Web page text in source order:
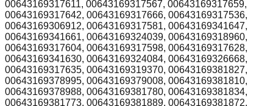
00643169317611, 00643169317567, 00643169317659,
00643169317642, 00643169317666, 00643169317536,
00643169306912, 00643169317581, 00643169341647,
00643169341661, 00643169324039, 00643169318960,
00643169317604, 00643169317598, 00643169317628,
00643169341630, 00643169324084, 00643169326668,
00643169317635, 00643169319370, 00643169381827,
00643169378995, 00643169379008, 00643169381810,
00643169378988, 00643169381780, 00643169381834,
00643169381773, 00643169381889, 00643169381872,